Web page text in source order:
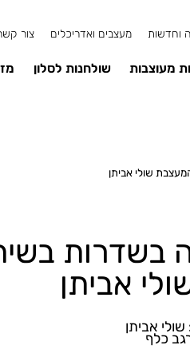
וחדשות מעצבים ואדריכלים צור
מעוצבות שולחנות לסלון
שולי אביתן
בשדרות
אביתן
שולי אביתן
כלף